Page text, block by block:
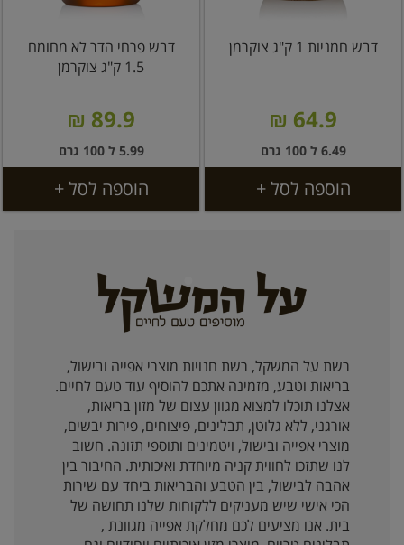
דבש חמניות 1 ק"ג צוקרמן
64.9 ₪
6.49 ל 100 גרם
הוספה לסל +
דבש פרחי הדר לא מחומם
1.5 ק"ג צוקרמן
89.9 ₪
5.99 ל 100 גרם
הוספה לסל +
רשת על המשקל, רשת חנויות מוצרי אפייה ובישול,
בריאות וטבע, מזמינה אתכם להוסיף עוד טעם לחיים.
אצלנו תוכלו למצוא מגוון עצום של מזון בריאות,
אורגני, ללא גלוטן, תבלינים, פיצוחים, פירות יבשים,
מוצרי אפייה ובישול, ויטמינים ותוספי תזונה. חשוב
לנו שתזכו לחווית קניה מיוחדת ואיכותית. החיבור בין
אהבה לבישול, בין הטבע והבריאות ביחד עם שירות
הכי אישי שיש מעניקים ללקוחות שלנו תחושה של
בית. אנו מציעים לכם מחלקת אפייה מגוונת ,